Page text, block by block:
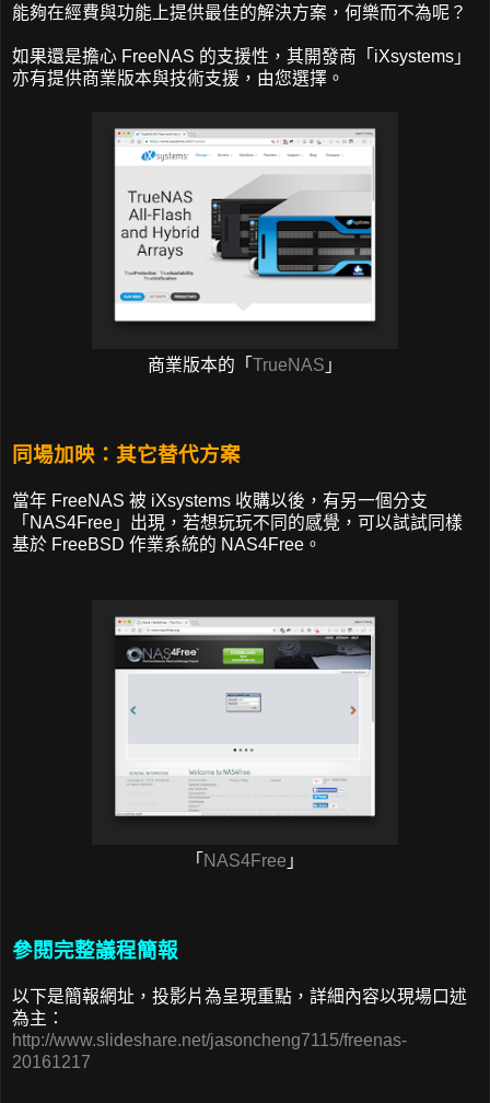
能夠在經費與功能上提供最佳的解決方案，何樂而不為呢？
如果還是擔心 FreeNAS 的支援性，其開發商「iXsystems」
亦有提供商業版本與技術支援，由您選擇。
商業版本的「 TrueNAS 」
同場加映：其它替代方案
當年 FreeNAS 被 iXsystems 收購以後，有另一個分支
「NAS4Free」出現，若想玩玩不同的感覺，可以試試同樣
基於 FreeBSD 作業系統的 NAS4Free。
「 NAS4Free 」
參閱完整議程簡報
以下是簡報網址，投影片為呈現重點，詳細內容以現場口述
為主：
http://www.slideshare.net/jasoncheng7115/freenas-
20161217